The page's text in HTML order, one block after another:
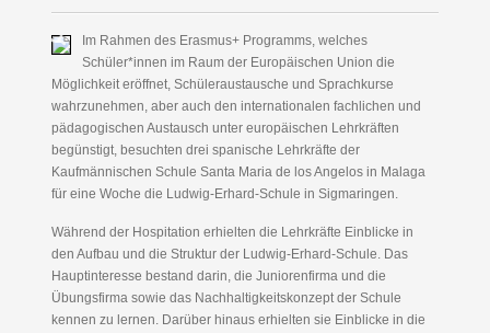
Im Rahmen des Erasmus+ Programms, welches
Schüler*innen im Raum der Europäischen Union die
Möglichkeit eröffnet, Schüleraustausche und Sprachkurse
wahrzunehmen, aber auch den internationalen fachlichen und
pädagogischen Austausch unter europäischen Lehrkräften
begünstigt, besuchten drei spanische Lehrkräfte der
Kaufmännischen Schule Santa Maria de los Angelos in Malaga
für eine Woche die Ludwig-Erhard-Schule in Sigmaringen.
Während der Hospitation erhielten die Lehrkräfte Einblicke in
den Aufbau und die Struktur der Ludwig-Erhard-Schule. Das
Hauptinteresse bestand darin, die Juniorenfirma und die
Übungsfirma sowie das Nachhaltigkeitskonzept der Schule
kennen zu lernen. Darüber hinaus erhielten sie Einblicke in die